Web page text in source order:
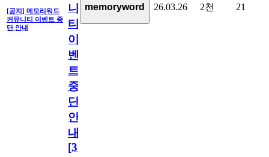
[공지] 메모리워드
커뮤니티 이벤트 중
단 안내
니
티
이
벤
트
중
단
안
내
[31
memoryword 26.03.26 2천 21